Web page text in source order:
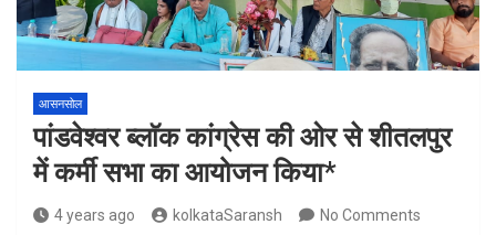
आसनसोल
पांडवेश्वर ब्लाॅक कांग्रेस की ओर से शीतलपुर
में कर्मी सभा का आयोजन किया*
4 years ago kolkataSaransh No Comments